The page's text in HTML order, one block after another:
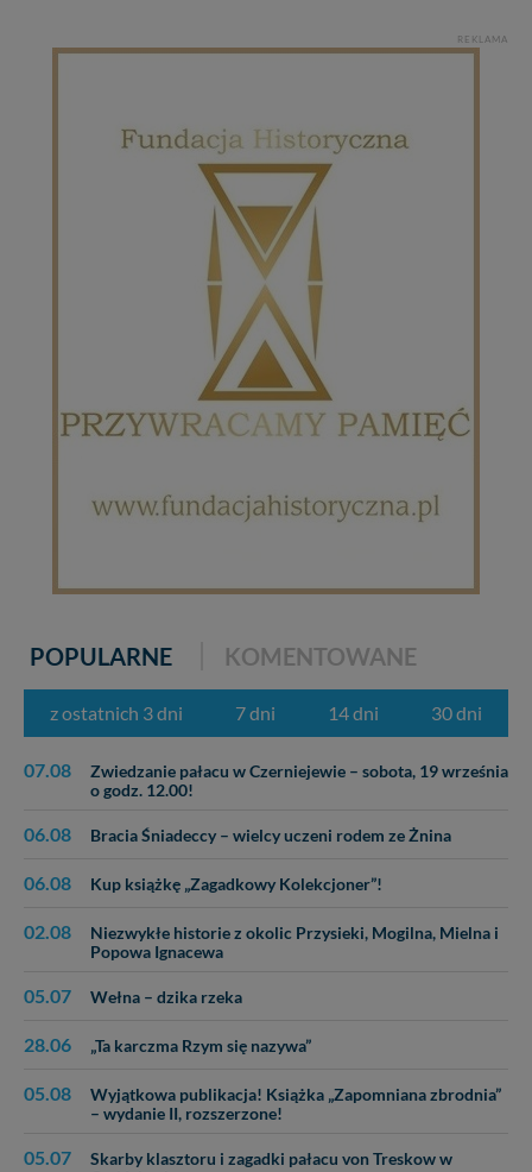
REKLAMA
POPULARNE KOMENTOWANE
z ostatnich 3 dni 7 dni 14 dni 30 dni
07.08
Zwiedzanie pałacu w Czerniejewie – sobota, 19 września
o godz. 12.00!
06.08 Bracia Śniadeccy – wielcy uczeni rodem ze Żnina
06.08 Kup książkę „Zagadkowy Kolekcjoner”!
02.08
Niezwykłe historie z okolic Przysieki, Mogilna, Mielna i
Popowa Ignacewa
05.07 Wełna – dzika rzeka
28.06 „Ta karczma Rzym się nazywa”
05.08
Wyjątkowa publikacja! Książka „Zapomniana zbrodnia”
– wydanie II, rozszerzone!
05.07
Skarby klasztoru i zagadki pałacu von Treskow w